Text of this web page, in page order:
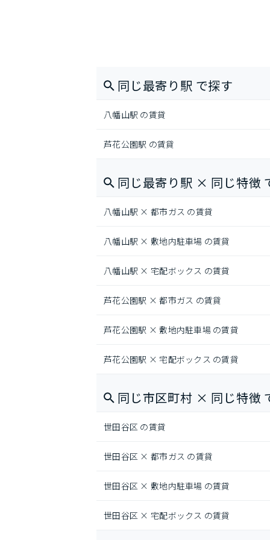
同じ最寄り駅 で探す
八幡山駅 の賃貸
芦花公園駅 の賃貸
同じ最寄り駅 × 同じ特徴
八幡山駅 × 都市ガス の賃貸
八幡山駅 × 敷地内駐車場 の賃貸
八幡山駅 × 宅配ボックス の賃貸
芦花公園駅 × 都市ガス の賃貸
芦花公園駅 × 敷地内駐車場 の賃貸
芦花公園駅 × 宅配ボックス の賃貸
同じ市区町村 × 同じ特徴
世田谷区 の賃貸
世田谷区 × 都市ガス の賃貸
世田谷区 × 敷地内駐車場 の賃貸
世田谷区 × 宅配ボックス の賃貸